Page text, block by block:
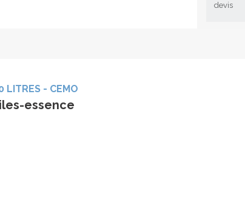
devis
LITRES - CEMO
essence